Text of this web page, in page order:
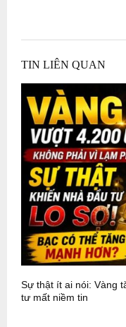
TIN LIÊN QUAN
Sự thật ít ai nói: Vàng
tư mất niềm tin